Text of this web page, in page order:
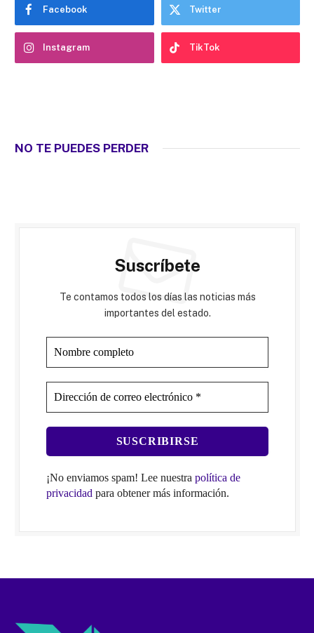
Facebook Twitter
Instagram TikTok
NO TE PUEDES PERDER
Suscríbete
Te contamos todos los días las noticias más
importantes del estado.
¡No enviamos spam! Lee nuestra política de
privacidad para obtener más información.